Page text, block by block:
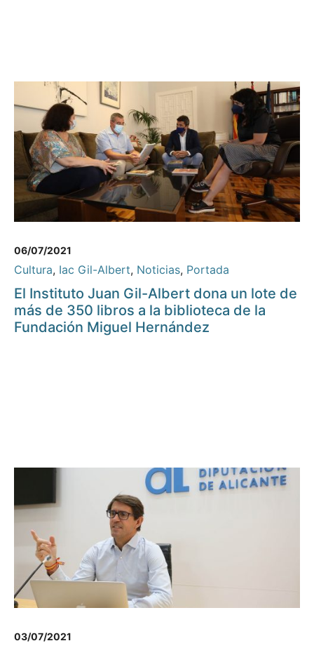
06/07/2021
Cultura, Iac Gil-Albert, Noticias, Portada
El Instituto Juan Gil-Albert dona un lote de
más de 350 libros a la biblioteca de la
Fundación Miguel Hernández
03/07/2021